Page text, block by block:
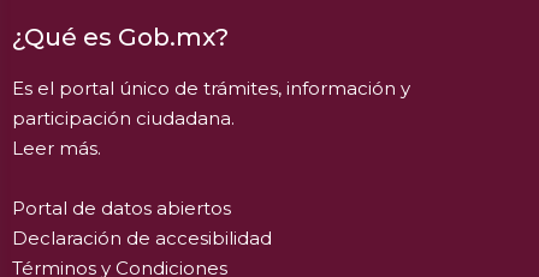
¿Qué es Gob.mx?
Es el portal único de trámites, información y
participación ciudadana.
Leer más.
Portal de datos abiertos
Declaración de accesibilidad
Términos y Condiciones